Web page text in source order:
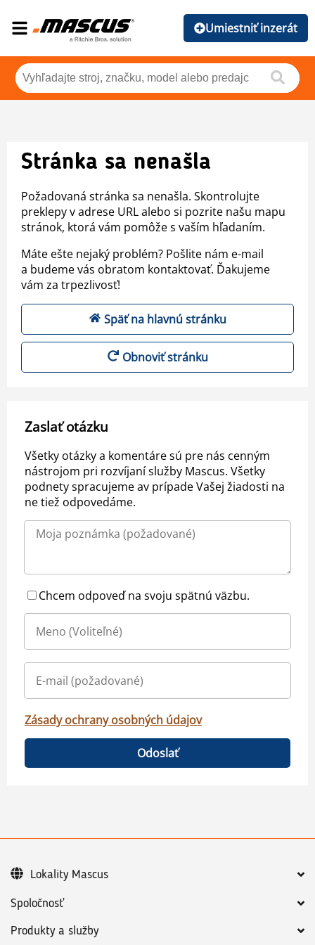
Umiestniť inzerát
Stránka sa nenašla
Požadovaná stránka sa nenašla. Skontrolujte
preklepy v adrese URL alebo si pozrite našu mapu
stránok, ktorá vám pomôže s vaším hľadaním.
Máte ešte nejaký problém? Pošlite nám e-mail
a budeme vás obratom kontaktovať. Ďakujeme
vám za trpezlivosť!
Späť na hlavnú stránku
Obnoviť stránku
Zaslať otázku
Všetky otázky a komentáre sú pre nás cenným
nástrojom pri rozvíjaní služby Mascus. Všetky
podnety spracujeme av prípade Vašej žiadosti na
ne tiež odpovedáme.
Chcem odpoveď na svoju spätnú väzbu.
Zásady ochrany osobných údajov
Odoslať
Spoločnosť
Produkty a služby
Lokality Mascus